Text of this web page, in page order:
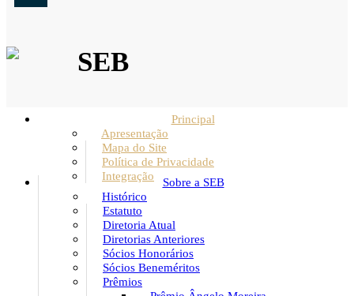
SEB
Principal
Apresentação
Mapa do Site
Política de Privacidade
Integração
Sobre a SEB
Histórico
Estatuto
Diretoria Atual
Diretorias Anteriores
Sócios Honorários
Sócios Beneméritos
Prêmios